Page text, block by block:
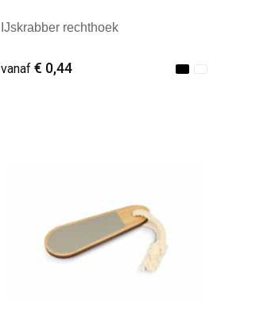
IJskrabber rechthoek
vanaf € 0,44